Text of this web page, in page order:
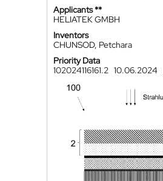
Applicants **
HELIATEK GMBH
Inventors
CHUNSOD, Petchara
Priority Data
102024116161.2 10.06.2024